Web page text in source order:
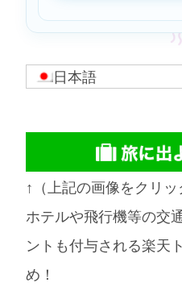
日本語
↑（上記の画像をクリッ
ホテルや飛行機等の交
ントも付与される楽天
め！